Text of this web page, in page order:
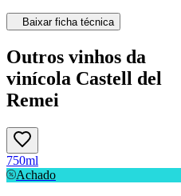
Baixar ficha técnica
Outros vinhos da
vinícola Castell del
Remei
750ml
Achado